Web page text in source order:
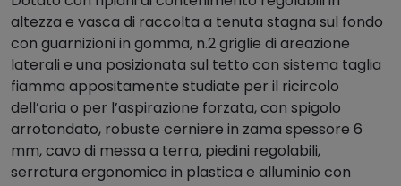
i
q
u
i
d
i
c
h
altezza e vasca di raccolta a tenuta stagna sul fondo
con guarnizioni in gomma, n.2 griglie di areazione
laterali e una posizionata sul tetto con sistema taglia
fiamma appositamente studiate per il ricircolo
dell’aria o per l’aspirazione forzata, con spigolo
arrotondato, robuste cerniere in zama spessore 6
mm, cavo di messa a terra, piedini regolabili,
serratura ergonomica in plastica e alluminio con